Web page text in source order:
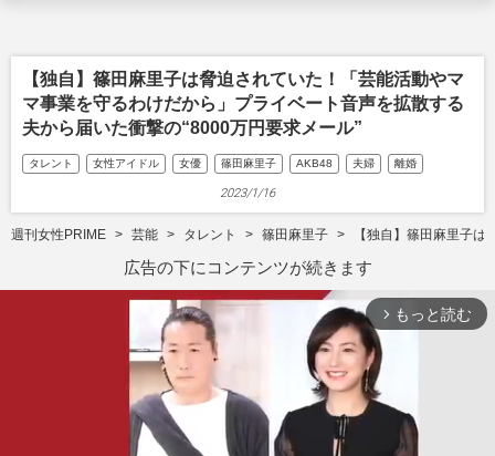
【独自】篠田麻里子は脅迫されていた！「芸能活動やマ
マ事業を守るわけだから」プライベート音声を拡散する
夫から届いた衝撃の“8000万円要求メール”
タレント 女性アイドル 女優 篠田麻里子 AKB48 夫婦 離婚
2023/1/16
週刊女性PRIME 芸能 タレント 篠田麻里子 【独自】篠田麻里子
広告の下にコンテンツが続きます
arrow_forward_ios もっと読む